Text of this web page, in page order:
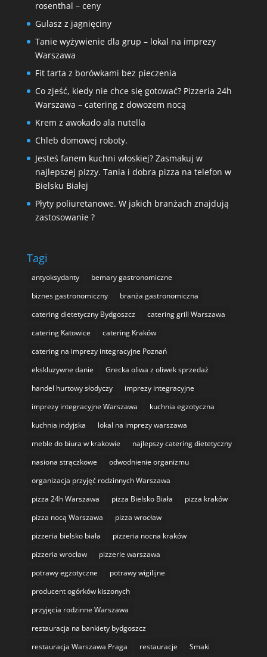
rosenthal – ceny
Gulasz z jagnięciny
Tanie wyżywienie dla grup – lokal na imprezy
Warszawa
Fit tarta z borówkami bez pieczenia
Co zjeść, kiedy nie chce się gotować? Pizzeria 24h
Warszawa – catering z dowozem nocą
Krem z awokado ala nutella
Chleb domowej roboty.
Jesteś fanem kuchni włoskiej? Zasmakuj w
najlepszej pizzy. Tania i dobra pizza na telefon w
Bielsku Białej
Płyty poliuretanowe. W jakich branżach znajdują
zastosowanie ?
Tagi
antyoksydanty
bemary gastronomiczne
biznes gastronomiczny
branża gastronomiczna
catering dietetyczny Bydgoszcz
catering grill Warszawa
catering Katowice
catering Kraków
catering na imprezy integracyjne Poznań
ekskluzywne danie
Grecka oliwa z oliwek sprzedaż
handel hurtowy słodyczy
imprezy integracyjne
imprezy integracyjne Warszawa
kuchnia egzotyczna
kuchnia indyjska
lokal na imprezy warszawa
meble do biura w krakowie
najlepszy catering dietetyczny
nasiona strączkowe
odwodnienie organizmu
organizacja przyjęć rodzinnych Warszawa
pizza 24h Warszawa
pizza Bielsko Biała
pizza kraków
pizza nocą Warszawa
pizza wrocław
pizzeria bielsko biała
pizzeria nocna kraków
pizzeria wrocław
pizzerie warszawa
potrawy egzotyczne
potrawy wigilijne
producent ogórków kiszonych
przyjęcia rodzinne Warszawa
restauracja na bankiety bydgoszcz
restauracja Warszawa Praga
restauracje Smaki